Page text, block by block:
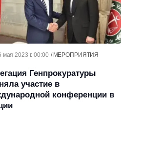
мая 2023 г. 00:00 МЕРОПРИЯТИЯ
Генпрокуратуры
участие в
конференции в